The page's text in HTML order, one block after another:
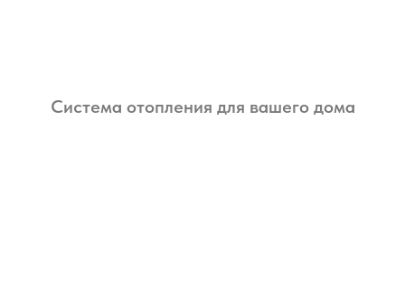
Система отопления для вашего дома